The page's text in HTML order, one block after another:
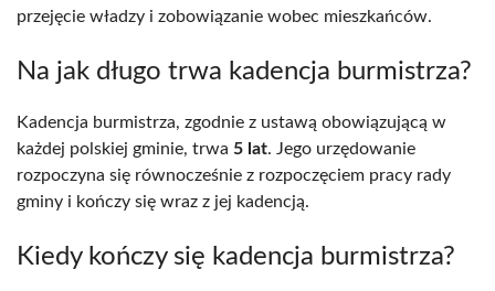
przejęcie władzy i zobowiązanie wobec mieszkańców.
Na jak długo trwa kadencja burmistrza?
Kadencja burmistrza, zgodnie z ustawą obowiązującą w
każdej polskiej gminie, trwa 5 lat. Jego urzędowanie
rozpoczyna się równocześnie z rozpoczęciem pracy rady
gminy i kończy się wraz z jej kadencją.
Kiedy kończy się kadencja burmistrza?